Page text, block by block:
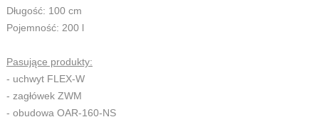
Długość: 100 cm
Pojemność: 200 l
Pasujące produkty:
- uchwyt FLEX-W
- zagłówek ZWM
- obudowa OAR-160-NS